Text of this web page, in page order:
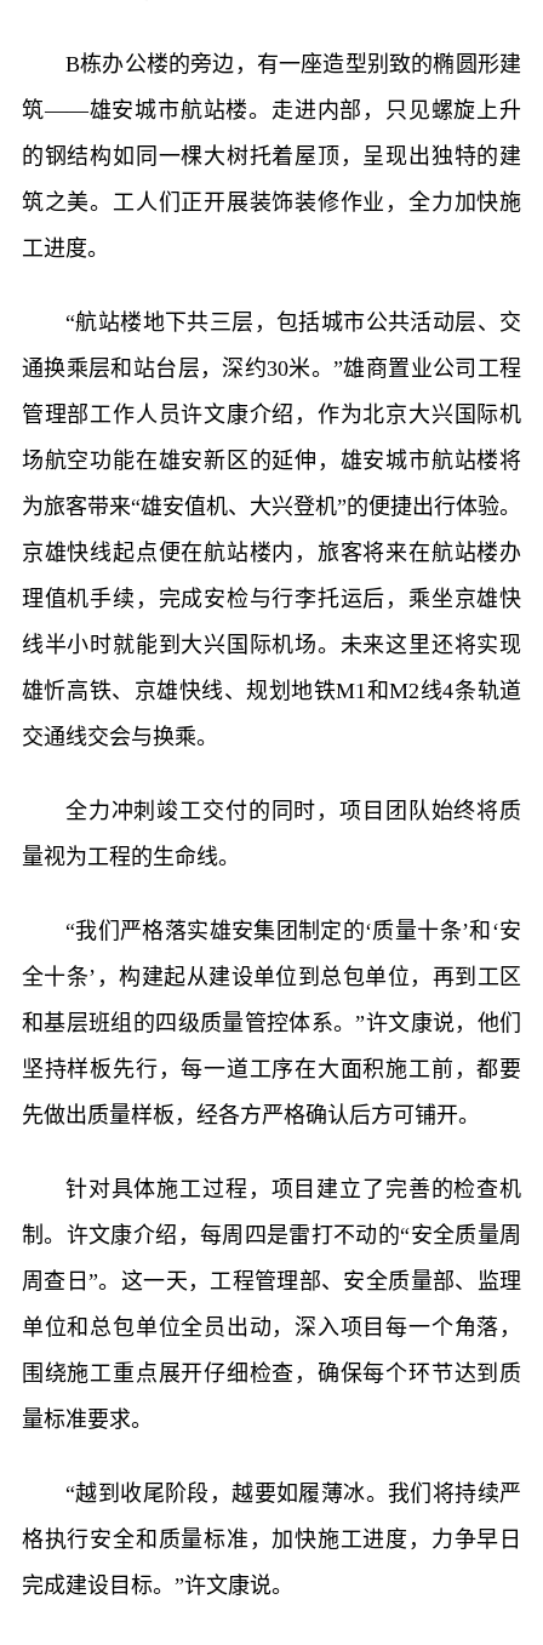
B栋办公楼的旁边，有一座造型别致的椭圆形建
筑——雄安城市航站楼。走进内部，只见螺旋上升
的钢结构如同一棵大树托着屋顶，呈现出独特的建
筑之美。工人们正开展装饰装修作业，全力加快施
工进度。
“航站楼地下共三层，包括城市公共活动层、交
通换乘层和站台层，深约30米。”雄商置业公司工程
管理部工作人员许文康介绍，作为北京大兴国际机
场航空功能在雄安新区的延伸，雄安城市航站楼将
为旅客带来“雄安值机、大兴登机”的便捷出行体验。
京雄快线起点便在航站楼内，旅客将来在航站楼办
理值机手续，完成安检与行李托运后，乘坐京雄快
线半小时就能到大兴国际机场。未来这里还将实现
雄忻高铁、京雄快线、规划地铁M1和M2线4条轨道
交通线交会与换乘。
全力冲刺竣工交付的同时，项目团队始终将质
量视为工程的生命线。
“我们严格落实雄安集团制定的‘质量十条’和‘安
全十条’，构建起从建设单位到总包单位，再到工区
和基层班组的四级质量管控体系。”许文康说，他们
坚持样板先行，每一道工序在大面积施工前，都要
先做出质量样板，经各方严格确认后方可铺开。
针对具体施工过程，项目建立了完善的检查机
制。许文康介绍，每周四是雷打不动的“安全质量周
周查日”。这一天，工程管理部、安全质量部、监理
单位和总包单位全员出动，深入项目每一个角落，
围绕施工重点展开仔细检查，确保每个环节达到质
量标准要求。
“越到收尾阶段，越要如履薄冰。我们将持续严
格执行安全和质量标准，加快施工进度，力争早日
完成建设目标。”许文康说。